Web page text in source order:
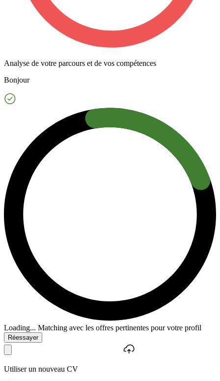
Analyse de votre parcours et de vos compétences
Bonjour
Loading... Matching avec les offres pertinentes pour votre profil
Réessayer
Utiliser un nouveau CV